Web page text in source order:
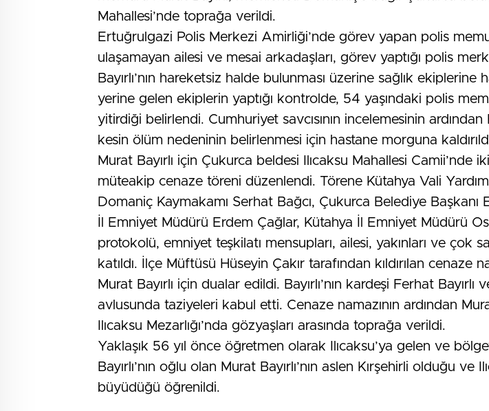
Mahallesi’nde toprağa verildi.
Ertuğrulgazi Polis Merkezi Amirliği’nde görev yapan polis
ulaşamayan ailesi ve mesai arkadaşları, görev yaptığı polis
Bayırlı’nın hareketsiz halde bulunması üzerine sağlık
yerine gelen ekiplerin yaptığı kontrolde, 54 yaşındaki polis
yitirdiği belirlendi. Cumhuriyet savcısının incelemesinin ardından
kesin ölüm nedeninin belirlenmesi için hastane morguna
Murat Bayırlı için Çukurca beldesi Ilıcaksu Mahallesi Camii’nde
müteakip cenaze töreni düzenlendi. Törene Kütahya Vali
Domaniç Kaymakamı Serhat Bağcı, Çukurca Belediye Başkanı
İl Emniyet Müdürü Erdem Çağlar, Kütahya İl Emniyet Müdürü
protokolü, emniyet teşkilatı mensupları, ailesi, yakınları ve çok
katıldı. İlçe Müftüsü Hüseyin Çakır tarafından kıldırılan cenaze
Murat Bayırlı için dualar edildi. Bayırlı’nın kardeşi Ferhat Bayırlı
avlusunda taziyeleri kabul etti. Cenaze namazının ardından Murat
Ilıcaksu Mezarlığı’nda gözyaşları arasında toprağa verildi.
Yaklaşık 56 yıl önce öğretmen olarak Ilıcaksu’ya gelen ve
Bayırlı’nın oğlu olan Murat Bayırlı’nın aslen Kırşehirli olduğu ve
büyüdüğü öğrenildi.